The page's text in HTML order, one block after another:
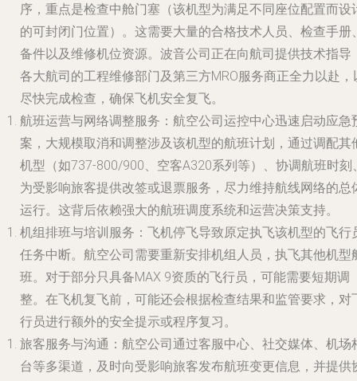
序，重点是检查中舱门塞（该机型为满足不同座位配置而设
的可封闭门位置）。这需要大量的合格技术人员、检查手册
备件以及维修机位资源。波音公司正在向航司提供技术指导
各大航司的工程维修部门及第三方MRO服务商正全力以赴，
尽快完成检查，确保飞机安全复飞。
航班运营与网络调整服务 ：航空公司运控中心迅速启动应急
案，大规模取消和调整涉及该机型的航班计划，通过调配其
机型（如737-800/900、空客A320系列等）、协调航班时刻
为受影响旅客提供改签或退票服务，尽力维持航线网络的总
运行。这背后依赖强大的航班调度系统和运营决策支持。
机组排班与培训服务 ：飞机停飞导致原定执飞该机型的飞行
任务中断。航空公司需要重新安排机组人员，执飞其他机型
班。对于部分只具备MAX 9资质的飞行员，可能需要短期调
整。在飞机复飞前，可能还会根据检查结果和监管要求，对
行员进行额外的安全提示或程序复习。
旅客服务与沟通 ：航空公司通过客服中心、社交媒体、机场
台等多渠道，及时向受影响旅客发布航班变更信息，并提供